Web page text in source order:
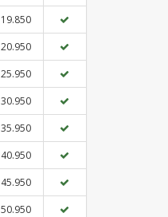
19.850
20.950
25.950
30.950
35.950
40.950
45.950
50.950